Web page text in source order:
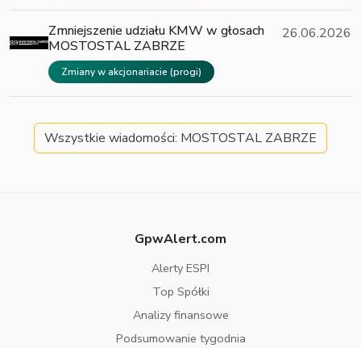
Zmniejszenie udziału KMW w głosach
MOSTOSTAL ZABRZE
Zmiany w akcjonariacie (progi)
26.06.2026
Wszystkie wiadomości: MOSTOSTAL ZABRZE
GpwAlert.com
Alerty ESPI
Top Spółki
Analizy finansowe
Podsumowanie tygodnia